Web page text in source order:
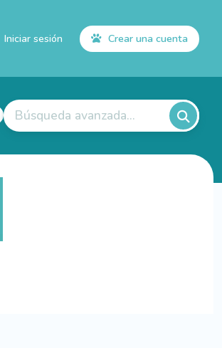
Iniciar sesión Crear una cuenta
Búsqueda avanzada...